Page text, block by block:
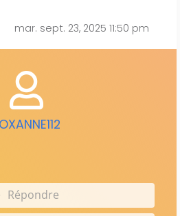
mar. sept. 23, 2025 11:50 pm
Répondre